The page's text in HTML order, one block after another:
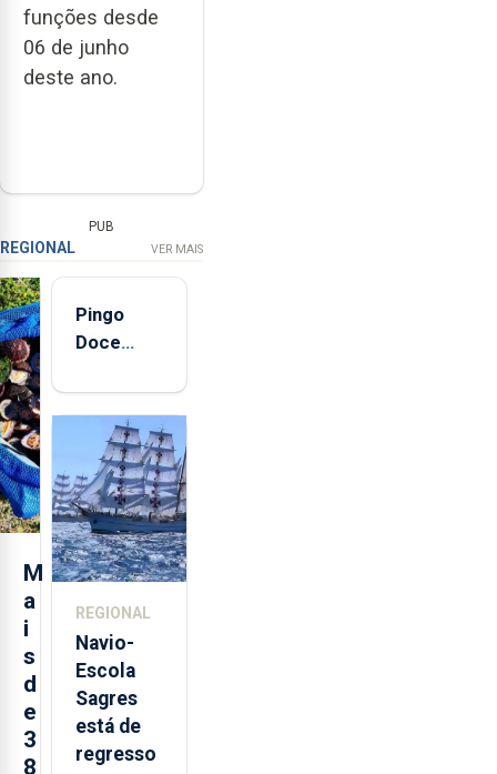
funções desde
06 de junho
deste ano.
PUB
REGIONAL VER MAIS
M
a
i
s
d
e
3
8
Pingo
Doce
quinta-
feira nova
loja em
São
Sebastião
e cria 30
postos de
REGIONAL
Navio-
Escola
Sagres
está de
regresso